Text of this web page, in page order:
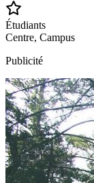
Étudiants
Centre, Campus
Publicité